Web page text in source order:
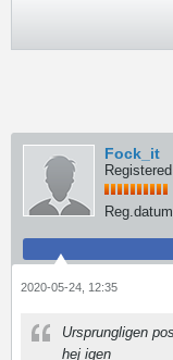
Fock_it
2020-05-24, 12:35
Ursprungligen
hej igen